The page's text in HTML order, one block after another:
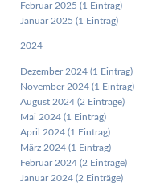
Februar 2025 (1 Eintrag)
Januar 2025 (1 Eintrag)
2024
Dezember 2024 (1 Eintrag)
November 2024 (1 Eintrag)
August 2024 (2 Einträge)
Mai 2024 (1 Eintrag)
April 2024 (1 Eintrag)
März 2024 (1 Eintrag)
Februar 2024 (2 Einträge)
Januar 2024 (2 Einträge)